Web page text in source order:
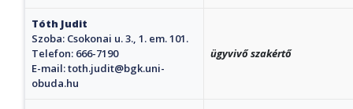
Tóth Judit
Szoba: Csokonai u. 3., 1. em. 101.
Telefon: 666-7190
E-mail:toth.judit@bgk.uni-
obuda.hu
ügyvivő szakértő